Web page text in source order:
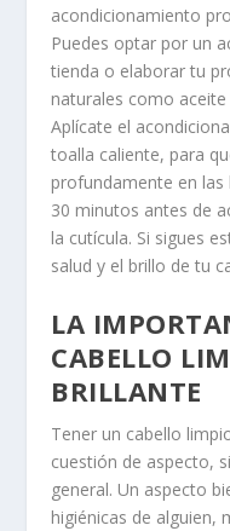
acondicionamiento
Puedes optar por un
tienda o elaborar tu
naturales como
Aplícate el
toalla caliente, para
profundamente en
30 minutos antes de
la cutícula. Si sigues
salud y el brillo de tu
LA
CABELLO
BRILLANTE
Tener un cabello
cuestión de aspecto,
general. Un aspecto
higiénicas de alguien,